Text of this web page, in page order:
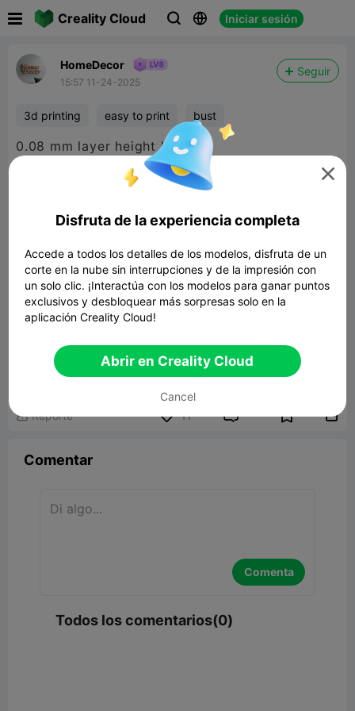
Creality Cloud   Iniciar sesión
HomeDecor
15:57 11-24-2025
Seguir
3d printing easy to print bust
0.08 mm layer height K1 Max
Albert Einstein
Modelo 3D relacionado
 Reporte 11  
Comentar
Comenta
Todos los comentarios(0)

Disfruta de la experiencia completa
Accede a todos los detalles de los modelos, disfruta de un
corte en la nube sin interrupciones y de la impresión con
un solo clic. ¡Interactúa con los modelos para ganar puntos
exclusivos y desbloquear más sorpresas solo en la
aplicación Creality Cloud!
Abrir en Creality Cloud
Cancel